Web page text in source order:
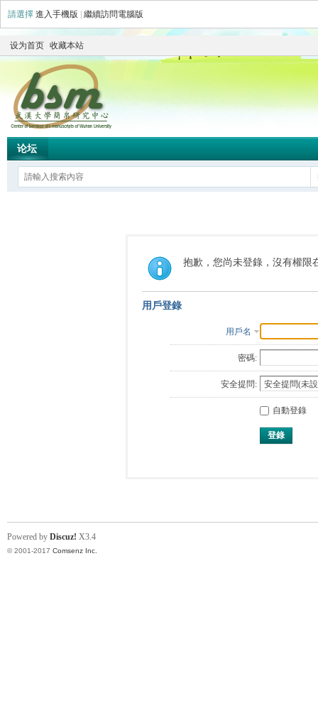
請選擇 進入手機版 繼續訪問電腦版
设为首页 收藏本站
论坛
抱歉，您尚未登錄，沒有權限
用戶登錄
用戶名
密碼:
安全提問:
自動登錄
登錄
Powered by Discuz! X3.4
© 2001-2017 Comsenz Inc.